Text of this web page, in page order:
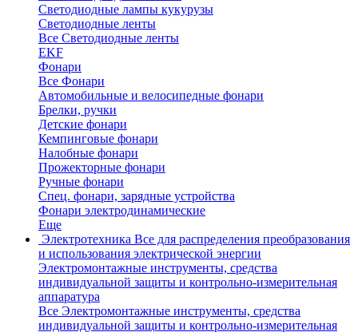
Светодиодные лампы кукурузы
Светодиодные ленты
Все Светодиодные ленты
EKF
Фонари
Все Фонари
Автомобильные и велосипедные фонари
Брелки, ручки
Детские фонари
Кемпинговые фонари
Налобные фонари
Прожекторные фонари
Ручные фонари
Спец. фонари, зарядные устройства
Фонари электродинамические
Еще
Электротехника Все для распределения преобразования
и использования электрической энергии
Электромонтажные инструменты, средства
индивидуальной защиты и контрольно-измерительная
аппаратура
Все Электромонтажные инструменты, средства
индивидуальной защиты и контрольно-измерительная